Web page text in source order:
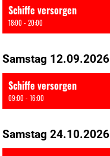
Schiffe versorgen
18:00 - 20:00
Samstag 12.09.2026
Schiffe versorgen
09:00 - 16:00
Samstag 24.10.2026